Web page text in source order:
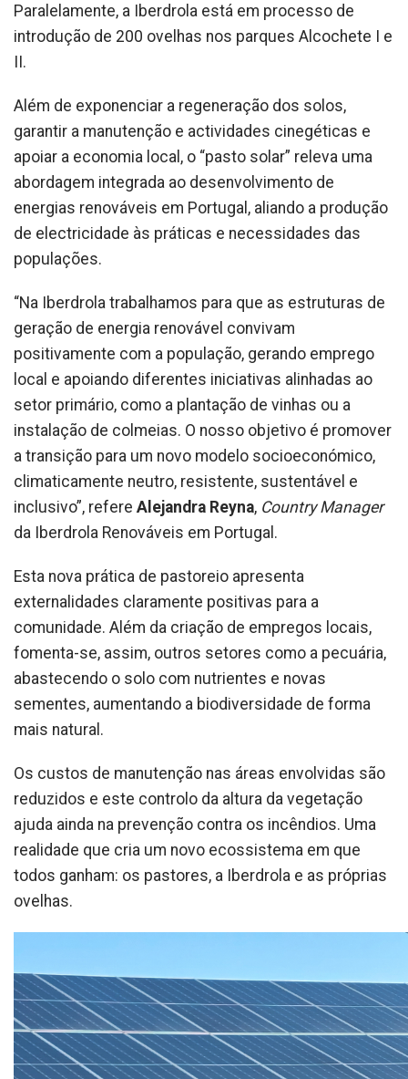
Paralelamente, a Iberdrola está em processo de
introdução de 200 ovelhas nos parques Alcochete I e
II.
Além de exponenciar a regeneração dos solos,
garantir a manutenção e actividades cinegéticas e
apoiar a economia local, o “pasto solar” releva uma
abordagem integrada ao desenvolvimento de
energias renováveis em Portugal, aliando a produção
de electricidade às práticas e necessidades das
populações.
“Na Iberdrola trabalhamos para que as estruturas de
geração de energia renovável convivam
positivamente com a população, gerando emprego
local e apoiando diferentes iniciativas alinhadas ao
setor primário, como a plantação de vinhas ou a
instalação de colmeias. O nosso objetivo é promover
a transição para um novo modelo socioeconómico,
climaticamente neutro, resistente, sustentável e
inclusivo”, refere Alejandra Reyna, Country Manager
da Iberdrola Renováveis em Portugal.
Esta nova prática de pastoreio apresenta
externalidades claramente positivas para a
comunidade. Além da criação de empregos locais,
fomenta-se, assim, outros setores como a pecuária,
abastecendo o solo com nutrientes e novas
sementes, aumentando a biodiversidade de forma
mais natural.
Os custos de manutenção nas áreas envolvidas são
reduzidos e este controlo da altura da vegetação
ajuda ainda na prevenção contra os incêndios. Uma
realidade que cria um novo ecossistema em que
todos ganham: os pastores, a Iberdrola e as próprias
ovelhas.